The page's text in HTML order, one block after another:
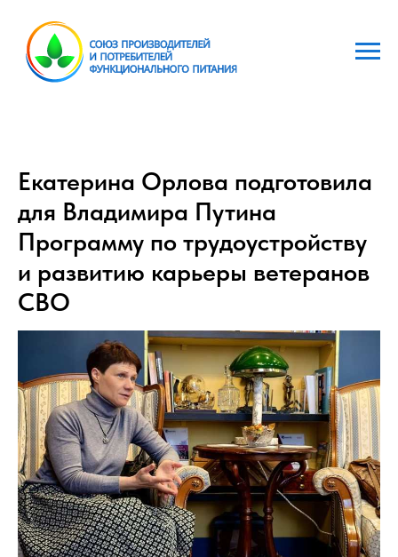
Екатерина Орлова подготовила
для Владимира Путина
Программу по трудоустройству
и развитию карьеры ветеранов
СВО